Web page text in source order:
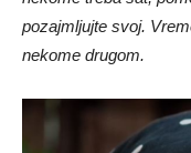
pozajmljujte svoj.
nekome drugom.